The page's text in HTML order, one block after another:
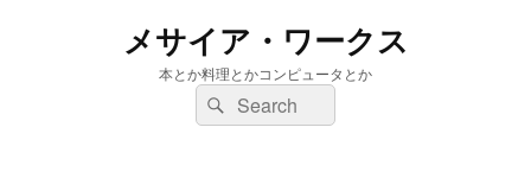
メサイア・ワークス
本とか料理とかコンピュータとか
検
索:
検
索